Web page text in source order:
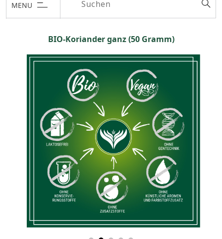
MENU
BIO-Koriander ganz (50 Gramm)